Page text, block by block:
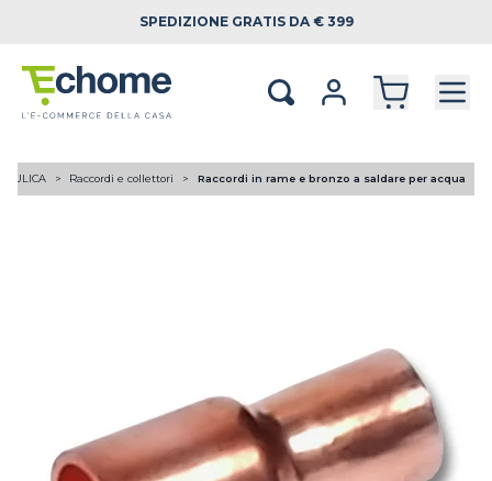
SPEDIZIONE GRATIS DA € 399
Raccordi e collettori Raccordi in rame e bronzo a saldare per acqua